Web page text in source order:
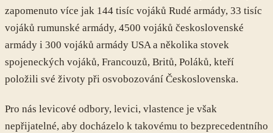
zapomenuto více jak 144 tisíc vojáků Rudé armády, 33 tisíc
vojáků rumunské armády, 4500 vojáků československé
armády i 300 vojáků armády USA a několika stovek
spojeneckých vojáků, Francouzů, Britů, Poláků, kteří
položili své životy při osvobozování Československa.
Pro nás levicové odbory, levici, vlastence je však
nepřijatelné, aby docházelo k takovému to bezprecedentního